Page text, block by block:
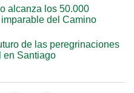
alcanza los 50.000
del Camino
de las peregrinaciones
en Santiago